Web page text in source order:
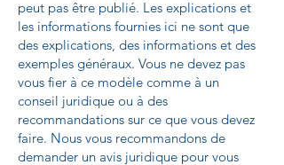
peut pas être publié. Les explications et
les informations fournies ici ne sont que
des explications, des informations et des
exemples généraux. Vous ne devez pas
vous fier à ce modèle comme à un
conseil juridique ou à des
recommandations sur ce que vous devez
faire. Nous vous recommandons de
demander un avis juridique pour vous